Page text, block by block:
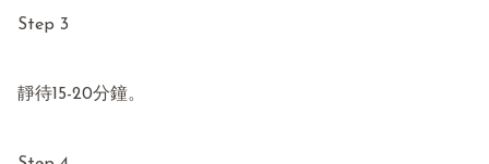
Step 3
靜待15-20分鐘。